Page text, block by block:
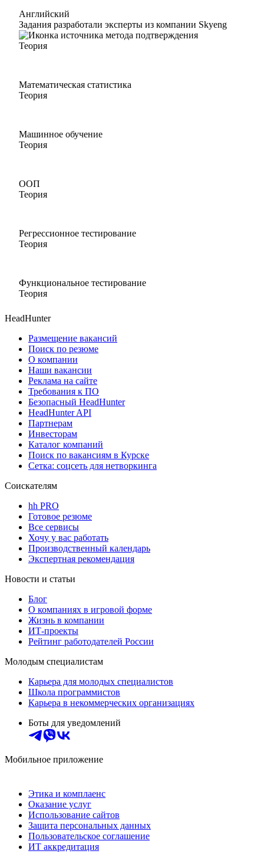
Английский
Задания разработали эксперты из компании Skyeng
Теория
Математическая статистика
Теория
Машинное обучение
Теория
ООП
Теория
Регрессионное тестирование
Теория
Функциональное тестирование
Теория
HeadHunter
Размещение вакансий
Поиск по резюме
О компании
Наши вакансии
Реклама на сайте
Требования к ПО
Безопасный HeadHunter
HeadHunter API
Партнерам
Инвесторам
Каталог компаний
Поиск по вакансиям в Курске
Сетка: соцсеть для нетворкинга
Соискателям
hh PRO
Готовое резюме
Все сервисы
Хочу у вас работать
Производственный календарь
Экспертная рекомендация
Новости и статьи
Блог
О компаниях в игровой форме
Жизнь в компании
ИТ-проекты
Рейтинг работодателей России
Молодым специалистам
Карьера для молодых специалистов
Школа программистов
Карьера в некоммерческих организациях
Боты для уведомлений
Мобильное приложение
Этика и комплаенс
Оказание услуг
Использование сайтов
Защита персональных данных
Пользовательское соглашение
ИТ аккредитация